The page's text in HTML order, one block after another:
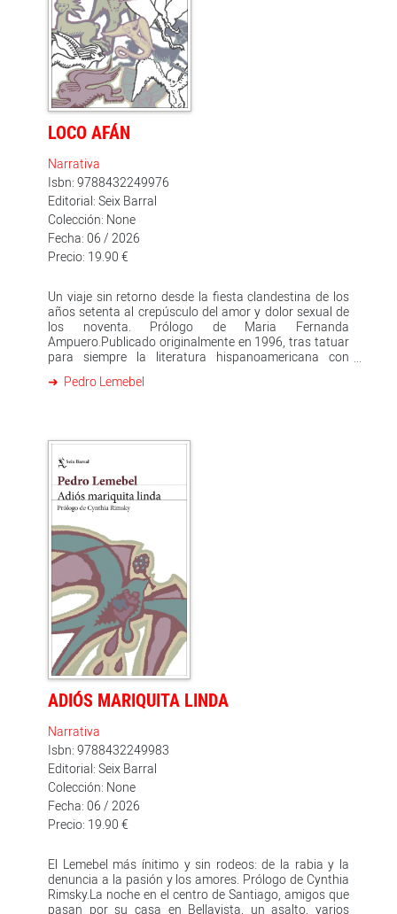
LOCO AFÁN
Narrativa
Isbn: 9788432249976
Editorial: Seix Barral
Colección: None
Fecha: 06 / 2026
Precio: 19.90 €
Un viaje sin retorno desde la fiesta clandestina de los
años setenta al crepúsculo del amor y dolor sexual de
los noventa. Prólogo de Maria Fernanda
Ampuero.Publicado originalmente en 1996, tras tatuar
para siempre la literatura hispanoamericana con
«loquerío», Loco afán dibuja, en palabras del propio
la plaga, como recolonización a través de los fluidos
corporales. La foto de aquel entonces muestra un
carrusel risueño, una danza de risas gorrionas tan
jóvenes, tan púberes en su dislocada forma de rearmar
el mundo». Loco afán. Crónicas de sidario cuenta el
trance de locas, travestis y colizas desde la ominosa
fiesta de los años setenta en Chile al crepúsculo del
amor y dolor sexual de los noventa. «Nos imagino
enamoradas hasta los tacones de un príncipe con VIH
en La Habana. Asomadas a un balcón en Valparaíso
imaginando alegrías en lugar de dictaduras. Cantando
Baby con Gal Costa en Ipanema. Llorando a las amigas
asesinadas por el sida a las que sus padres vistieron de
hombre para su último vals. Nos imagino recorriendo
las calles de Nueva York con una corona de jeringuillas,
más reinas que todas las reinas de Stonewall», según
palabras de María Fernanda Ampuero en el prólogo de
la presente edición.
Pedro Lemebel
ADIÓS MARIQUITA LINDA
Narrativa
Isbn: 9788432249983
Editorial: Seix Barral
Colección: None
Fecha: 06 / 2026
Precio: 19.90 €
El Lemebel más ínitimo y sin rodeos: de la rabia y la
denuncia a la pasión y los amores. Prólogo de Cynthia
Rimsky.La noche en el centro de Santiago, amigos que
pasan por su casa en Bellavista, un asalto, varios